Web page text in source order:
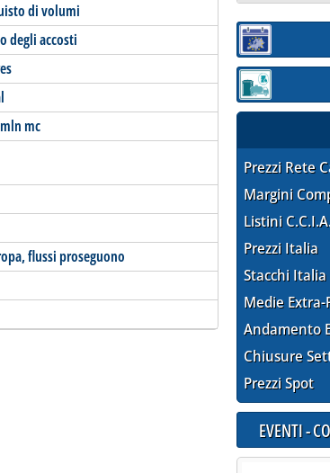
di volumi
degli accosti
mc
flussi proseguono
Sezione:
Sezione:
Prezzi Rete
Margini
Listini
Prezzi Italia
Stacchi Italia
Medie Extra-
Andamento
Chiusure
Prezzi Spot
EVENTI -